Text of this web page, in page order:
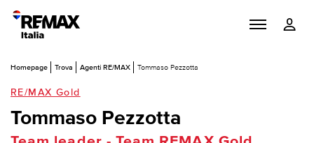
Homepage Trova Agenti RE/MAX Tommaso Pezzotta
RE/MAX Gold
Tommaso Pezzotta